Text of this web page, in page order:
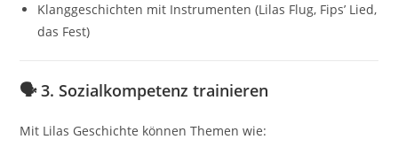
Klanggeschichten mit Instrumenten (Lilas Flug, Fips’ Lied,
das Fest)
🗣️ 3. Sozialkompetenz trainieren
Mit Lilas Geschichte können Themen wie: